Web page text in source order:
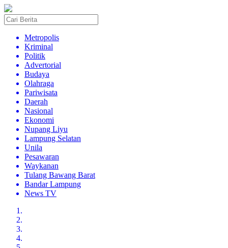
Metropolis
Kriminal
Politik
Advertorial
Budaya
Olahraga
Pariwisata
Daerah
Nasional
Ekonomi
Nupang Liyu
Lampung Selatan
Unila
Pesawaran
Waykanan
Tulang Bawang Barat
Bandar Lampung
News TV